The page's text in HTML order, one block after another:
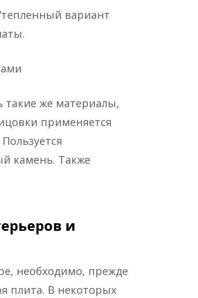
вариант
такие же материалы,
применяется
камень. Также
и
необходимо, прежде
плита. В некоторых